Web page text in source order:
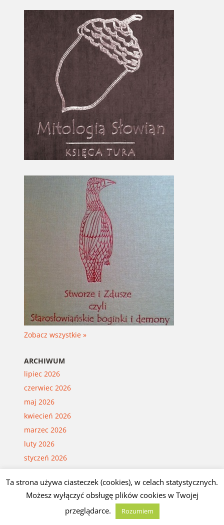
Zobacz wszystkie »
ARCHIWUM
lipiec 2026
czerwiec 2026
maj 2026
kwiecień 2026
marzec 2026
luty 2026
styczeń 2026
grudzień 2025
listopad 2025
październik 2025
wrzesień 2025
Ta strona używa ciasteczek (cookies), w celach statystycznych.
Możesz wyłączyć obsługę plików cookies w Twojej
przeglądarce.
Rozumiem